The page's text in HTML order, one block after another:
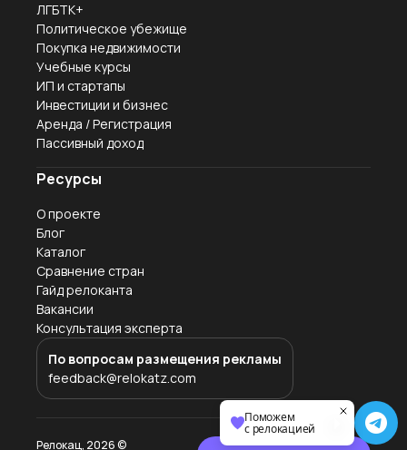
ЛГБТК+
Политическое убежище
Покупка недвижимости
Учебные курсы
ИП и стартапы
Инвестиции и бизнес
Аренда / Регистрация
Пассивный доход
Ресурсы
О проекте
Блог
Каталог
Сравнение стран
Гайд релоканта
Вакансии
Консультация эксперта
По вопросам размещения рекламы
feedback@relokatz.com
Релокац, 2026©
Поможем
с релокацией